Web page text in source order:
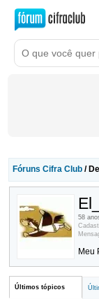
Fóruns Cifra Club/
58
Meu
Últimos tópicos